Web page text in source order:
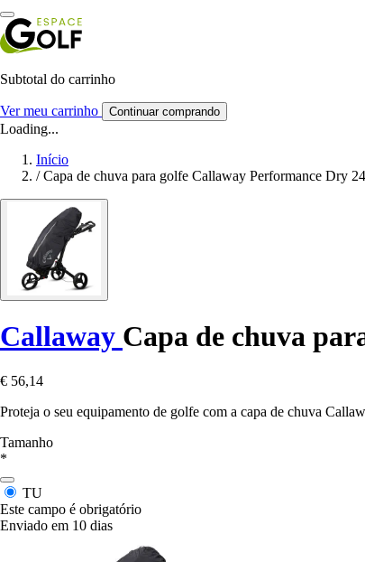
Subtotal do carrinho
Ver meu carrinho Continuar comprando
Loading...
Início
/ Capa de chuva para golfe Callaway Performance Dry 24
Callaway Capa de chuva
€ 56,14
Proteja o seu equipamento de golfe com a capa de chuva
Tamanho
*
TU
Este campo é obrigatório
Enviado em 10 dias